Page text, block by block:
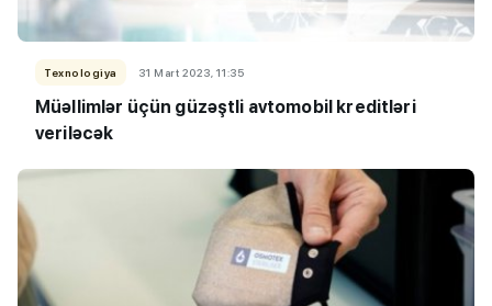
Texnologiya 31 Mart 2023, 11:35
Müəllimlər üçün güzəştli avtomobil kreditləri
veriləcək